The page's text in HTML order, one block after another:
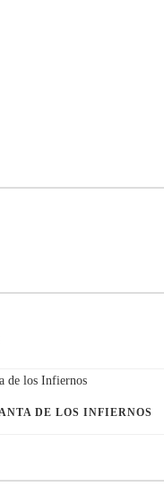
DE LOS INFIERNOS